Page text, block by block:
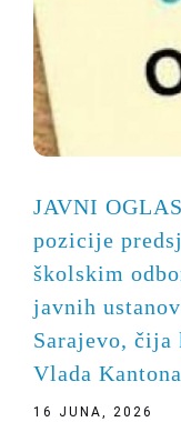
JAVNI
pozicije
školskim
javnih
Sarajevo, čija
Vlada
16 JUNA, 2026